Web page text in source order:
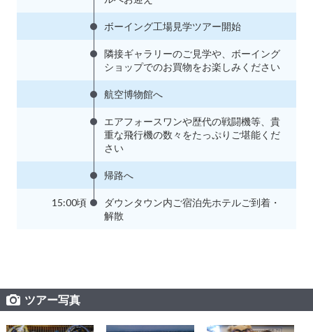
ボーイング工場見学ツアー開始
隣接ギャラリーのご見学や、ボーイング
ショップでのお買物をお楽しみください
航空博物館へ
エアフォースワンや歴代の戦闘機等、貴
重な飛行機の数々をたっぷりご堪能くだ
さい
帰路へ
15:00頃
ダウンタウン内ご宿泊先ホテルご到着・
解散
ツアー写真